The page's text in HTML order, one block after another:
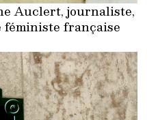
Auclert, journaliste,
française